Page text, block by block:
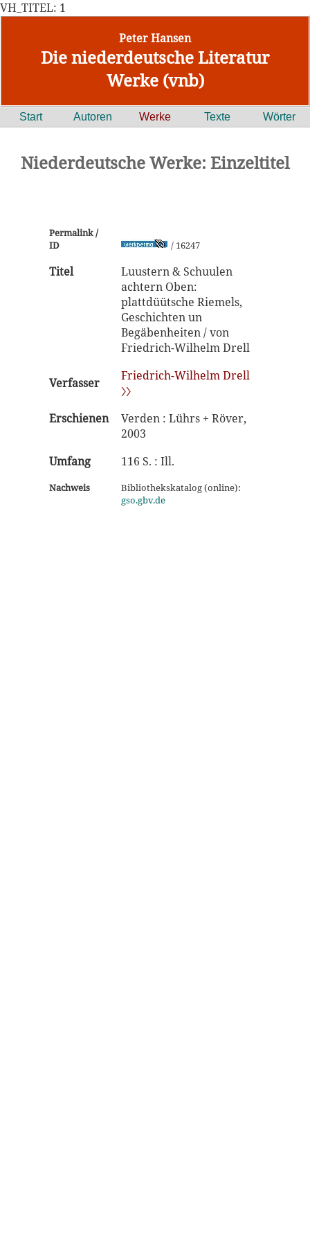
VH_TITEL: 1
Peter Hansen
Die niederdeutsche Literatur
Werke (vnb)
Start Autoren Werke Texte Wörter
Niederdeutsche Werke: Einzeltitel
Permalink /
ID
/ 16247
Titel
Luustern & Schuulen
achtern Oben:
plattdüütsche Riemels,
Geschichten un
Begäbenheiten / von
Friedrich-Wilhelm Drell
Verfasser
Friedrich-Wilhelm Drell
〉〉
Erschienen
Verden : Lührs + Röver,
2003
Umfang
116 S. : Ill.
Nachweis
Bibliothekskatalog (online):
gso.gbv.de